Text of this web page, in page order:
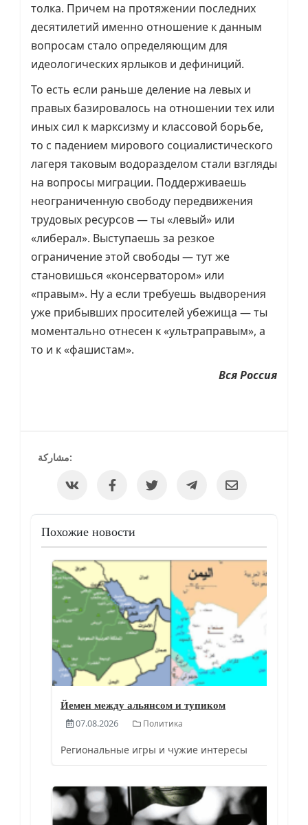
толка. Причем на протяжении последних
десятилетий именно отношение к данным
вопросам стало определяющим для
идеологических ярлыков и дефиниций.
То есть если раньше деление на левых и
правых базировалось на отношении тех или
иных сил к марксизму и классовой борьбе,
то с падением мирового социалистического
лагеря таковым водоразделом стали взгляды
на вопросы миграции. Поддерживаешь
неограниченную свободу передвижения
трудовых ресурсов — ты «левый» или
«либерал». Выступаешь за резкое
ограничение этой свободы — тут же
становишься «консерватором» или
«правым». Ну а если требуешь выдворения
уже прибывших просителей убежища — ты
моментально отнесен к «ультраправым», а
то и к «фашистам».
Вся Россия
مشاركة:
Похожие новости
Йемен между альянсом и тупиком
07.08.2026 Политика
Региональные игры и чужие интересы